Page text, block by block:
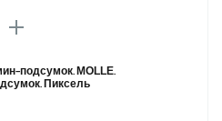
подсумок. MOLLE.
Пиксель